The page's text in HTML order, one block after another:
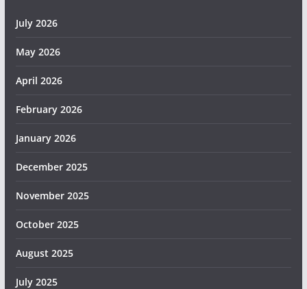
July 2026
May 2026
April 2026
February 2026
January 2026
December 2025
November 2025
October 2025
August 2025
July 2025